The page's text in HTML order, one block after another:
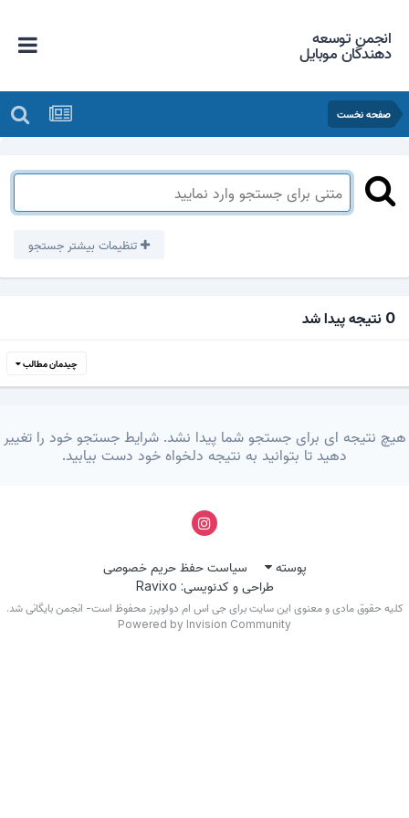
انجمن توسعه
دهندگان موبایل
صفحه نخست
تنظیمات بیشتر جستجو
0 نتیجه پیدا شد
چیدمان مطالب
نتیجه ای برای جستجو شما پیدا نشد. شرایط جستجو خود را تغییر
دهید تا بتوانید به نتیجه دلخواه خود دست بیابید.
پوسته
سیاست حفظ حریم خصوصی
طراحی و کدنویسی: Ravixo
کلیه حقوق مادی و معنوی این سایت برای جی اس ام دولوپرز محفوظ است- انجمن بایگانی شد.
Powered by Invision Community